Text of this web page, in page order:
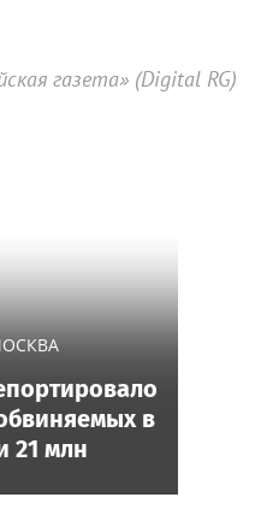
газета» (Digital RG)
в
21 млн